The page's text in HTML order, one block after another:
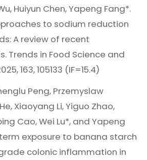
Huiyun Chen, Yapeng Fang*.
to sodium reduction
A review of recent
Trends in Food Science and
163, 105133 (IF=15.4)
Peng, Przemyslaw
Xiaoyang Li, Yiguo Zhao,
Cao, Wei Lu*, and Yapeng
exposure to banana starch
colonic inflammation in